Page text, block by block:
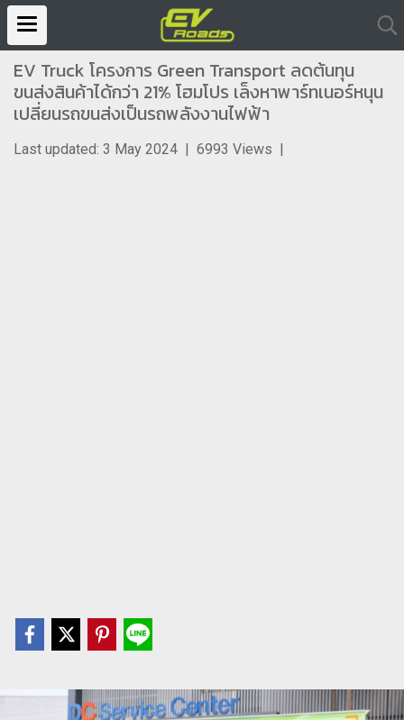
EV Truck โครงการ Green Transport ลดต้นทุน
ขนส่งสินค้าได้กว่า 21% โฮมโปร เล็งหาพาร์ทเนอร์หนุน
เปลี่ยนรถขนส่งเป็นรถพลังงานไฟฟ้า
Last updated: 3 May 2024 | 6993 Views |